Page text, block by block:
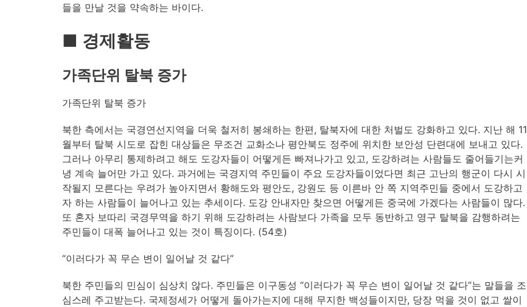
들을 만날 것을 약속하는 바이다.
■ 경제활동
가족단위 탈북 증가
가족단위 탈북 증가
북한 측에서는 국경연선지역을 더욱 철저히 봉쇄하는 한편, 탈북자에 대한 처벌도 강화하고 있다. 지난 해 11
월부터 탈북 시도로 잡힌 대상들은 무조건 교화소나 평안북도 정주에 위치한 보안성 단련대에 보내고 있다.
그러나 아무리 통제하려고 해도 도강자들이 어떻게든 빠져나가고 있고, 도강하려는 사람들도 줄어들기는커
녕 계속 늘어만 가고 있다. 과거에는 국경지역 주민들이 주요 도강자들이었다면 최근 고난의 행군이 다시 시
작될지 모른다는 우려가 높아지면서 황해도와 평안도, 강원도 등 이른바 안 쪽 지역주민들 중에서 도강하고
자 하는 사람들이 늘어나고 있는 추세이다. 도강 안내자만 찾으면 어떻게든 중국에 가겠다는 사람들이 많다.
또 혼자 보따리 국경무역을 하기 위해 도강하려는 사람보다 가족을 모두 동반하고 영구 탈북을 감행하려는
주민들이 대폭 늘어나고 있는 것이 특징이다. (54호)
“이러다가 꼭 무슨 변이 일어날 것 같다”
북한 주민들의 민심이 심상치 않다. 주민들은 이구동성 “이러다가 꼭 무슨 변이 일어날 것 같다”는 말들을 조
심스레 주고받는다. 국제정세가 어떻게 돌아가는지에 대해 무지한 백성들이지만, 당장 먹을 것이 없고 쌀이